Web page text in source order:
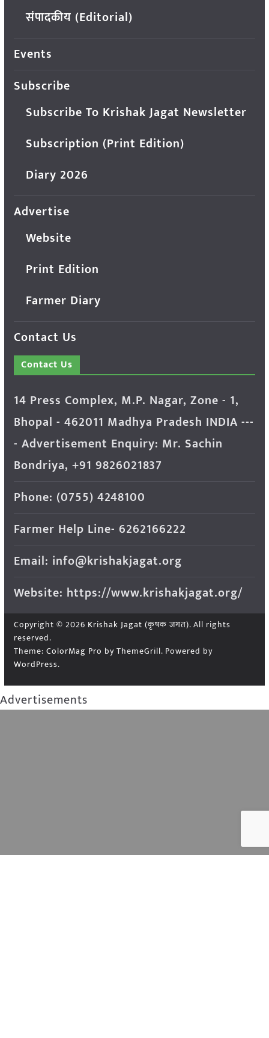
संपादकीय (Editorial)
Events
Subscribe
Subscribe To Krishak Jagat Newsletter
Subscription (Print Edition)
Diary 2026
Advertise
Website
Print Edition
Farmer Diary
Contact Us
Contact Us
14 Press Complex, M.P. Nagar, Zone - 1,
Bhopal - 462011 Madhya Pradesh INDIA ---
- Advertisement Enquiry: Mr. Sachin
Bondriya, +91 9826021837
Phone: (0755) 4248100
Farmer Help Line- 6262166222
Email: info@krishakjagat.org
Website: https://www.krishakjagat.org/
Copyright © 2026 Krishak Jagat (कृषक जगत). All rights
reserved.
Theme: ColorMag Pro by ThemeGrill. Powered by
WordPress.
Advertisements